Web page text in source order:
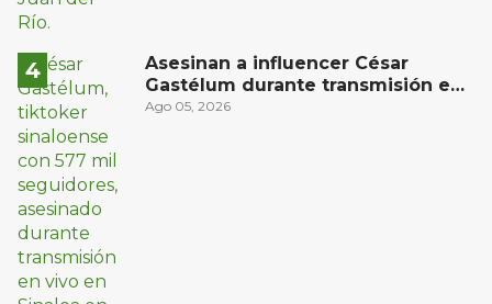
Asesinan a influencer César
Gastélum durante transmisión en
vivo en Sinaloa
Ago 05, 2026